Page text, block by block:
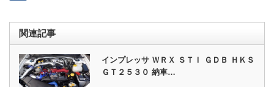
関連記事
インプレッサ ＷＲＸ ＳＴＩ ＧＤＢ ＨＫＳ
ＧＴ２５３０ 納車…